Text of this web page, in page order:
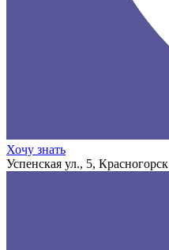
Хочу знать
Успенская ул., 5, Красногорск